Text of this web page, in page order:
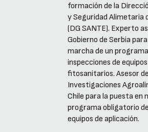
formación de la
y Seguridad Alimetaria
(DG SANTE). Experto
Gobierno de Serbia
marcha de un
inspecciones de
fitosanitarios. Asesor
Investigaciones
Chile para la puesta en
programa obligatorio
equipos de aplicación.